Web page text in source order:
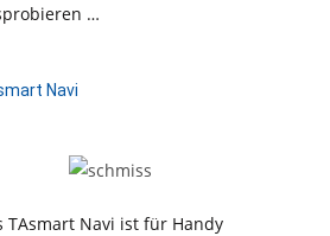
…
Navi
TAsmart Navi ist für Handy